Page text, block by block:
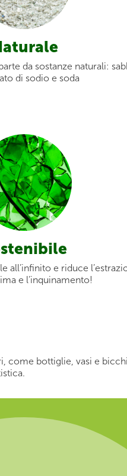
da sostanze naturali:
di sodio e soda
all’infinito e riduce
e l’inquinamento!
come bottiglie, vasi e